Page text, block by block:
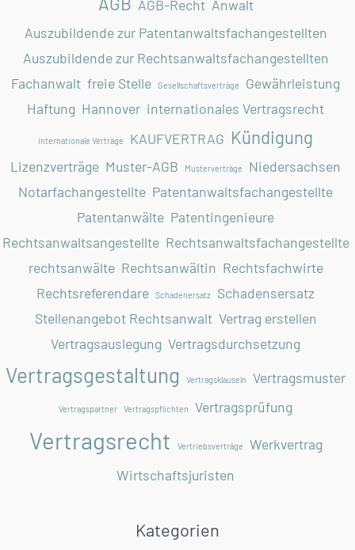
AGB-Recht Anwalt
Auszubildende zur Patentanwaltsfachangestellten
Auszubildende zur Rechtsanwaltsfachangestellten
Fachanwalt freie Stelle Gesellschaftsverträge
Gewährleistung
Haftung Hannover internationales Vertragsrecht
internationale Verträge KAUFVERTRAG Kündigung
Lizenzverträge Muster-AGB Musterverträge
Niedersachsen
Notarfachangestellte Patentanwaltsfachangestellte
Patentanwälte Patentingenieure
Rechtsanwaltsangestellte Rechtsanwaltsfachangestellte
rechtsanwälte Rechtsanwältin Rechtsfachwirte
Rechtsreferendare
Schadenersatz
Schadensersatz
Stellenangebot Rechtsanwalt Vertrag erstellen
Vertragsauslegung Vertragsdurchsetzung
Vertragsgestaltung Vertragsklauseln Vertragsmuster
Vertragspartner Vertragspflichten Vertragsprüfung
Vertragsrecht Vertriebsverträge
Werkvertrag
Wirtschaftsjuristen
Kategorien